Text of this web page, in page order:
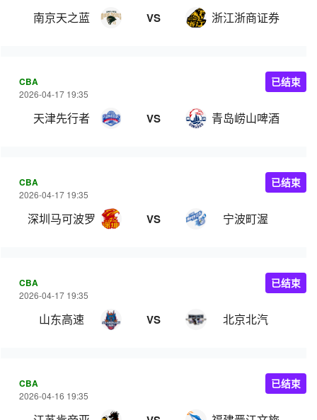
南京天之蓝 VS 浙江浙商证券
CBA
2026-04-17 19:35
天津先行者 VS 青岛崂山啤酒
已结束
CBA
2026-04-17 19:35
深圳马可波罗 VS 宁波町渥
已结束
CBA
2026-04-17 19:35
山东高速 VS 北京北汽
已结束
CBA
2026-04-16 19:35
已结束